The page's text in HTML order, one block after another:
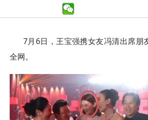
7月6日，王宝强携女友冯清出席朋
全网。